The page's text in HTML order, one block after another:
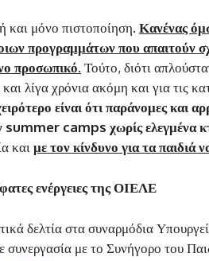
και μόνο πιστοποίηση. Κανένας
προγραμμάτων που απαιτούν
προσωπικό. Τούτο, διότι
λίγα χρόνια ακόμη και για τις
είναι ότι παράνομες και
summer camps χωρίς ελεγμένα
και με τον κίνδυνο για τα παιδιά
ενέργειες της ΟΙΕΛΕ
δελτία στα συναρμόδια
με το Συνήγορο του